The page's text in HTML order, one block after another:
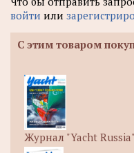
войти или
С этим товаром
Журнал "Yacht